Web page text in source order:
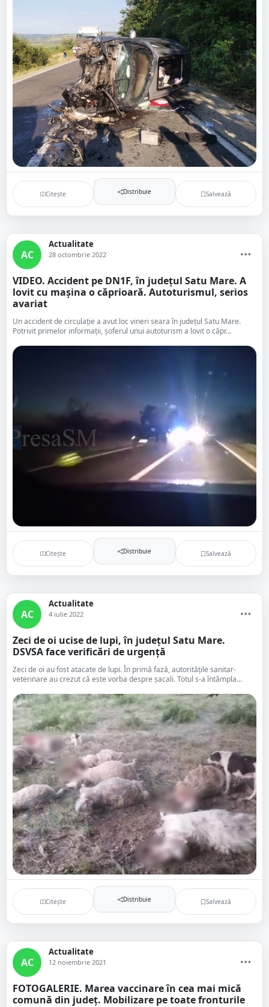
Citește Distribuie Salvează
AC
Actualitate
28 octombrie 2022
VIDEO. Accident pe DN1F, în județul Satu Mare. A
lovit cu mașina o căprioară. Autoturismul, serios
avariat
Un accident de circulație a avut loc vineri seara în județul Satu Mare.
Potrivit primelor informații, șoferul unui autoturism a lovit o căpr...
Citește Distribuie Salvează
AC
Actualitate
4 iulie 2022
Zeci de oi ucise de lupi, în județul Satu Mare.
DSVSA face verificări de urgență
Zeci de oi au fost atacate de lupi. În primă fază, autoritățile sanitar-
veterinare au crezut că este vorba despre șacali. Totul s-a întâmpla...
Citește Distribuie Salvează
AC
Actualitate
12 noiembrie 2021
FOTOGALERIE. Marea vaccinare în cea mai mică
comună din județ. Mobilizare pe toate fronturile